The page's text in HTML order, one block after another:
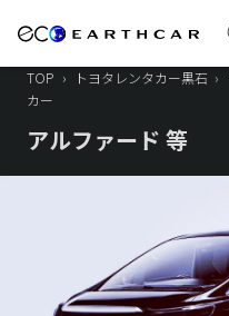
TOP › トヨタレンタカー黒石 ›
カー
アルファード 等